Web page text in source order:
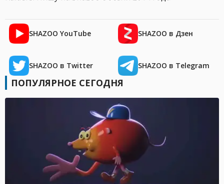
SHAZOO YouTube SHAZOO в Дзен
SHAZOO в Twitter SHAZOO в Telegram
ПОПУЛЯРНОЕ СЕГОДНЯ